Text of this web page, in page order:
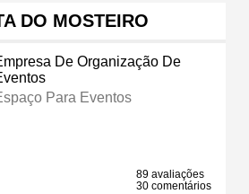
DO MOSTEIRO
De Organização De
Para Eventos
89 avaliações
30 comentários